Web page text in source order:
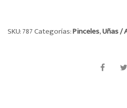
SKU:787Categorías:Pinceles,Uñas /